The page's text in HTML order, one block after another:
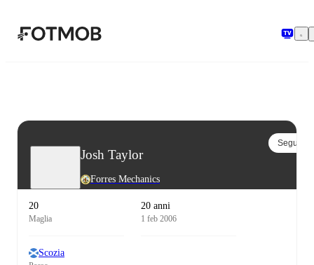
Josh Taylor
Forres Mechanics
Segui
20
Maglia
20 anni
1 feb 2006
Scozia